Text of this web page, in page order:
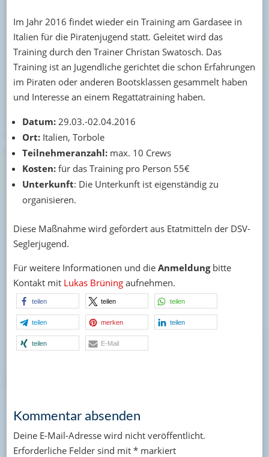
Im Jahr 2016 findet wieder ein Training am Gardasee in
Italien für die Piratenjugend statt. Geleitet wird das
Training durch den Trainer Christan Swatosch. Das
Training ist an Jugendliche gerichtet die schon Erfahrungen
im Piraten oder anderen Bootsklassen gesammelt haben
und Interesse an einem Regattatraining haben.
Datum:29.03.-02.04.2016
Ort:Italien, Torbole
Teilnehmeranzahl: max. 10 Crews
Kosten:für das Training pro Person 55€
Unterkunft: Die Unterkunft ist eigenständig zu
organisieren.
Diese Maßnahme wird gefördert aus Etatmitteln der DSV-
Seglerjugend.
Für weitere Informationen und die Anmeldungbitte
Kontakt mitLukas Brüningaufnehmen.
teilen teilen teilen
teilen merken teilen
teilen E-Mail
Kommentar absenden
Deine E-Mail-Adresse wird nicht veröffentlicht.
Erforderliche Felder sind mit *markiert